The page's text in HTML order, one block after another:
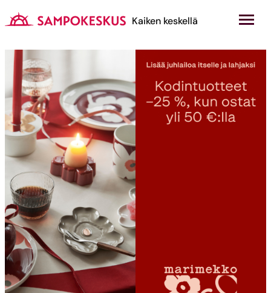
sisältöön
Kauppakeskus Sampokeskus
Kaiken keskellä